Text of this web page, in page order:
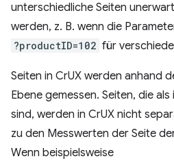
unterschiedliche Seiten
werden, z. B. wenn die
?productID=102 für
Seiten in CrUX werden anhand
Ebene gemessen. Seiten, die
sind, werden in CrUX nicht
zu den Messwerten der Seite
Wenn beispielsweise